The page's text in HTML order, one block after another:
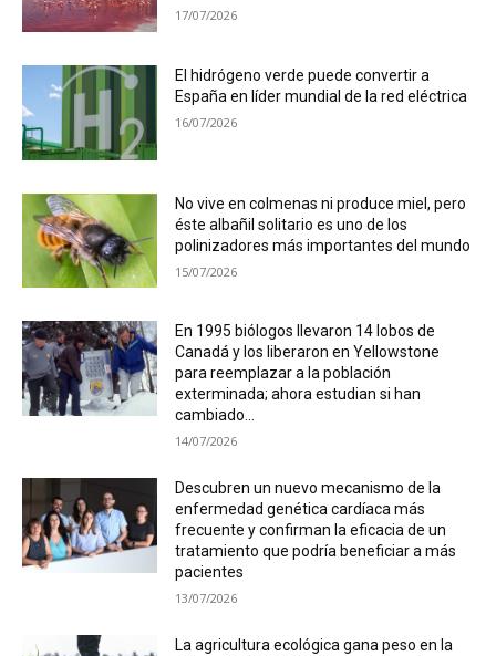
17/07/2026
El hidrógeno verde puede convertir a
España en líder mundial de la red eléctrica
16/07/2026
No vive en colmenas ni produce miel, pero
éste albañil solitario es uno de los
polinizadores más importantes del mundo
15/07/2026
En 1995 biólogos llevaron 14 lobos de
Canadá y los liberaron en Yellowstone
para reemplazar a la población
exterminada; ahora estudian si han
cambiado...
14/07/2026
Descubren un nuevo mecanismo de la
enfermedad genética cardíaca más
frecuente y confirman la eficacia de un
tratamiento que podría beneficiar a más
pacientes
13/07/2026
La agricultura ecológica gana peso en la